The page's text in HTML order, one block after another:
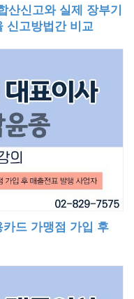
산신고와 실제 장부기
신고방법간 비교
드 가맹점 가입 후